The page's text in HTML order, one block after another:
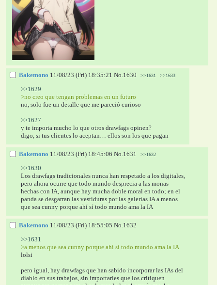
Bakemono 11/08/23 (Fri) 18:35:21 No.1630 >>1631 >>1633
>>1629
>no creo que tengan problemas en un futuro
no, solo fue un detalle que me pareció curioso
>>1627
y te importa mucho lo que otros drawfags opinen?
digo, si tus clientes lo aceptan… ellos son los que pagan
Bakemono 11/08/23 (Fri) 18:45:06 No.1631 >>1632
>>1630
Los drawfags tradicionales nunca han respetado a los digitales,
pero ahora ocurre que todo mundo desprecia a las monas
hechas con IA, aunque hay mucha doble moral en todo; en el
panda se desgarran las vestiduras por las galerías IA a menos
que sea cunny porque ahí sí todo mundo ama la IA
Bakemono 11/08/23 (Fri) 18:55:05 No.1632
>>1631
>a menos que sea cunny porque ahí sí todo mundo ama la IA
lolsi
pero igual, hay drawfags que han sabido incorporar las IAs del
diablo en sus trabajos, sin importarles que los critiquen